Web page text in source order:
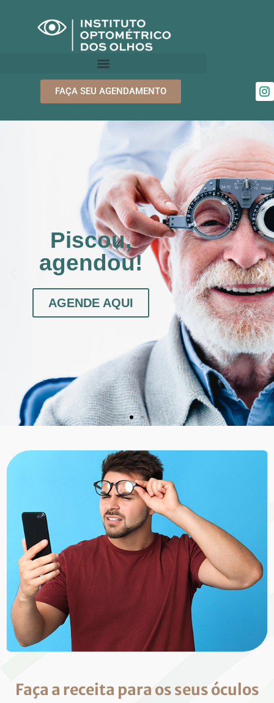
FAÇA SEU AGENDAMENTO
Piscou,
agendou!
AGENDE AQUI
Faça a receita para os seus óculos